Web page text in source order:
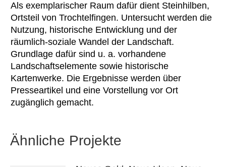
Als exemplarischer Raum dafür dient Steinhilben,
Ortsteil von Trochtelfingen. Untersucht werden die
Nutzung, historische Entwicklung und der
räumlich-soziale Wandel der Landschaft.
Grundlage dafür sind u. a. vorhandene
Landschaftselemente sowie historische
Kartenwerke. Die Ergebnisse werden über
Presseartikel und eine Vorstellung vor Ort
zugänglich gemacht.
Ähnliche Projekte